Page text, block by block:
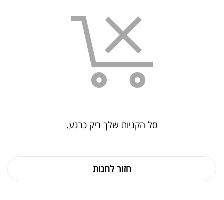
סל הקניות שלך ריק כרגע.
חזור לחנות